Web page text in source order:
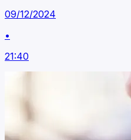
09/12/2024
•
21:40